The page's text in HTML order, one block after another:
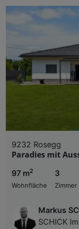
9232 Rosegg
Paradies mit
97 m2
Wohnfläche
3
Zimmer
Markus
SCHICK